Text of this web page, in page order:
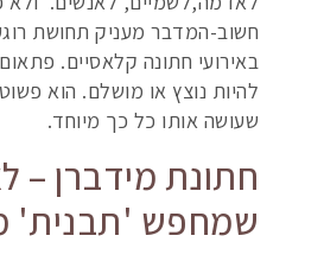
חשוב-המדבר מעניק תחושת
באירועי חתונה קלאסיים.
להיות נוצץ או מושלם. הוא
שעושה אותו כל כך מיוחד.
חתונת מידברן –
שמחפש 'תבנית'